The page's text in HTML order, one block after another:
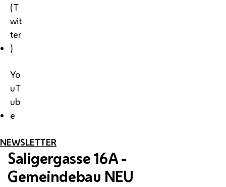
(T
wit
ter
)
Yo
uT
ub
e
NEWSLETTER
Saligergasse 16A -
Gemeindebau NEU